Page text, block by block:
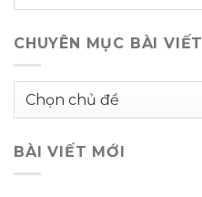
CHUYÊN MỤC BÀI VIẾT
Chuyên
viết
BÀI VIẾT MỚI